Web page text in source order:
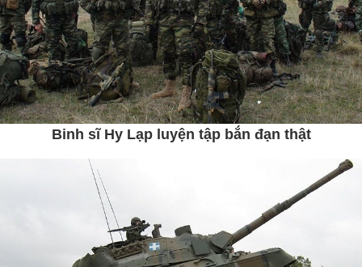
Binh sĩ Hy Lạp luyện tập bắn đạn thật